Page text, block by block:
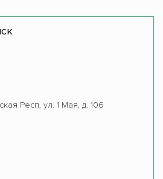
Респ, ул. 1 Мая, д. 106